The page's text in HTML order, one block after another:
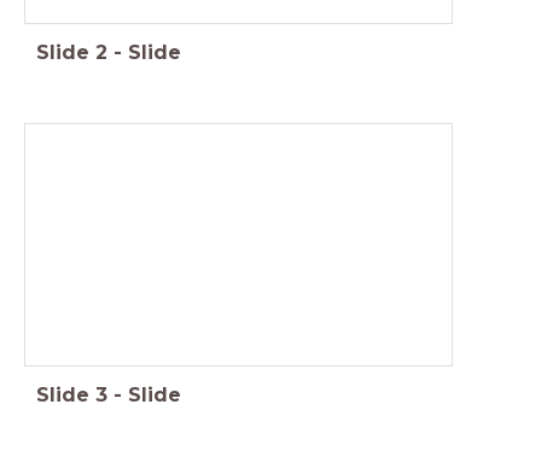
Slide 2 - Slide
Slide 3 - Slide